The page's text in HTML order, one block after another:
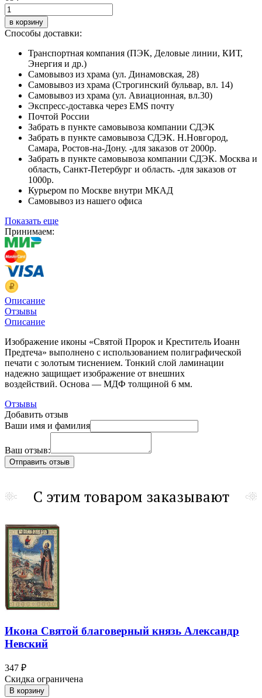
в корзину
Способы доставки:
Транспортная компания (ПЭК, Деловые линии, КИТ,
Энергия и др.)
Самовывоз из храма (ул. Динамовская, 28)
Самовывоз из храма (Строгинский бульвар, вл. 14)
Самовывоз из храма (ул. Авиационная, вл.30)
Экспресс-доставка через EMS почту
Почтой России
Забрать в пункте самовывоза компании СДЭК
Забрать в пункте самовывоза СДЭК. Н.Новгород,
Самара, Ростов-на-Дону. -для заказов от 2000р.
Забрать в пункте самовывоза компании СДЭК. Москва и
область, Санкт-Петербург и область. -для заказов от
1000р.
Курьером по Москве внутри МКАД
Самовывоз из нашего офиса
Показать еще
Принимаем:
Описание
Отзывы
Описание
Изображение иконы «Святой Пророк и Креститель Иоанн
Предтеча» выполнено с использованием полиграфической
печати с золотым тиснением. Тонкий слой ламинации
надежно защищает изображение от внешних
воздействий. Основа — МДФ толщиной 6 мм.
Отзывы
Добавить отзыв
Ваши имя и фамилия
Ваш отзыв:
С этим товаром заказывают
Икона Святой благоверный князь Александр
Невский
347 ₽
Скидка ограничена
В корзину